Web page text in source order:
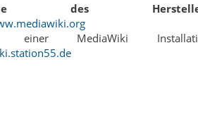
des
einer MediaWiki